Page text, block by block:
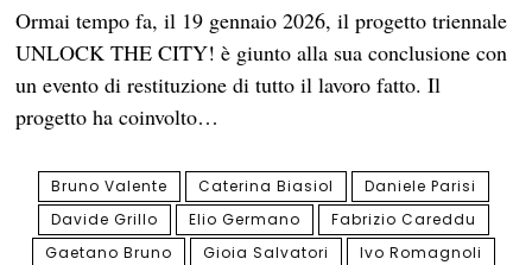
Ormai tempo fa, il 19 gennaio 2026, il progetto triennale
UNLOCK THE CITY! è giunto alla sua conclusione con
un evento di restituzione di tutto il lavoro fatto. Il
progetto ha coinvolto…
Bruno Valente Caterina Biasiol
Daniele Parisi
Davide Grillo
Elio Germano
Fabrizio Careddu
Gaetano Bruno
Gioia Salvatori
Ivo Romagnoli